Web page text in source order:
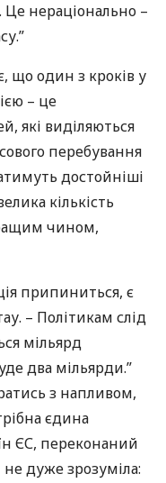
нераціонально –
що один з кроків у
– це
які виділяються
перебування
достойніші
кількість
чином,
припиниться, є
– Політикам слід
мільярд
два мільярди.”
з напливом,
єдина
ЄС, переконаний
не дуже зрозуміла: